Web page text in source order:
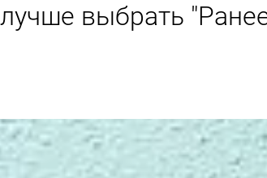
выбрать